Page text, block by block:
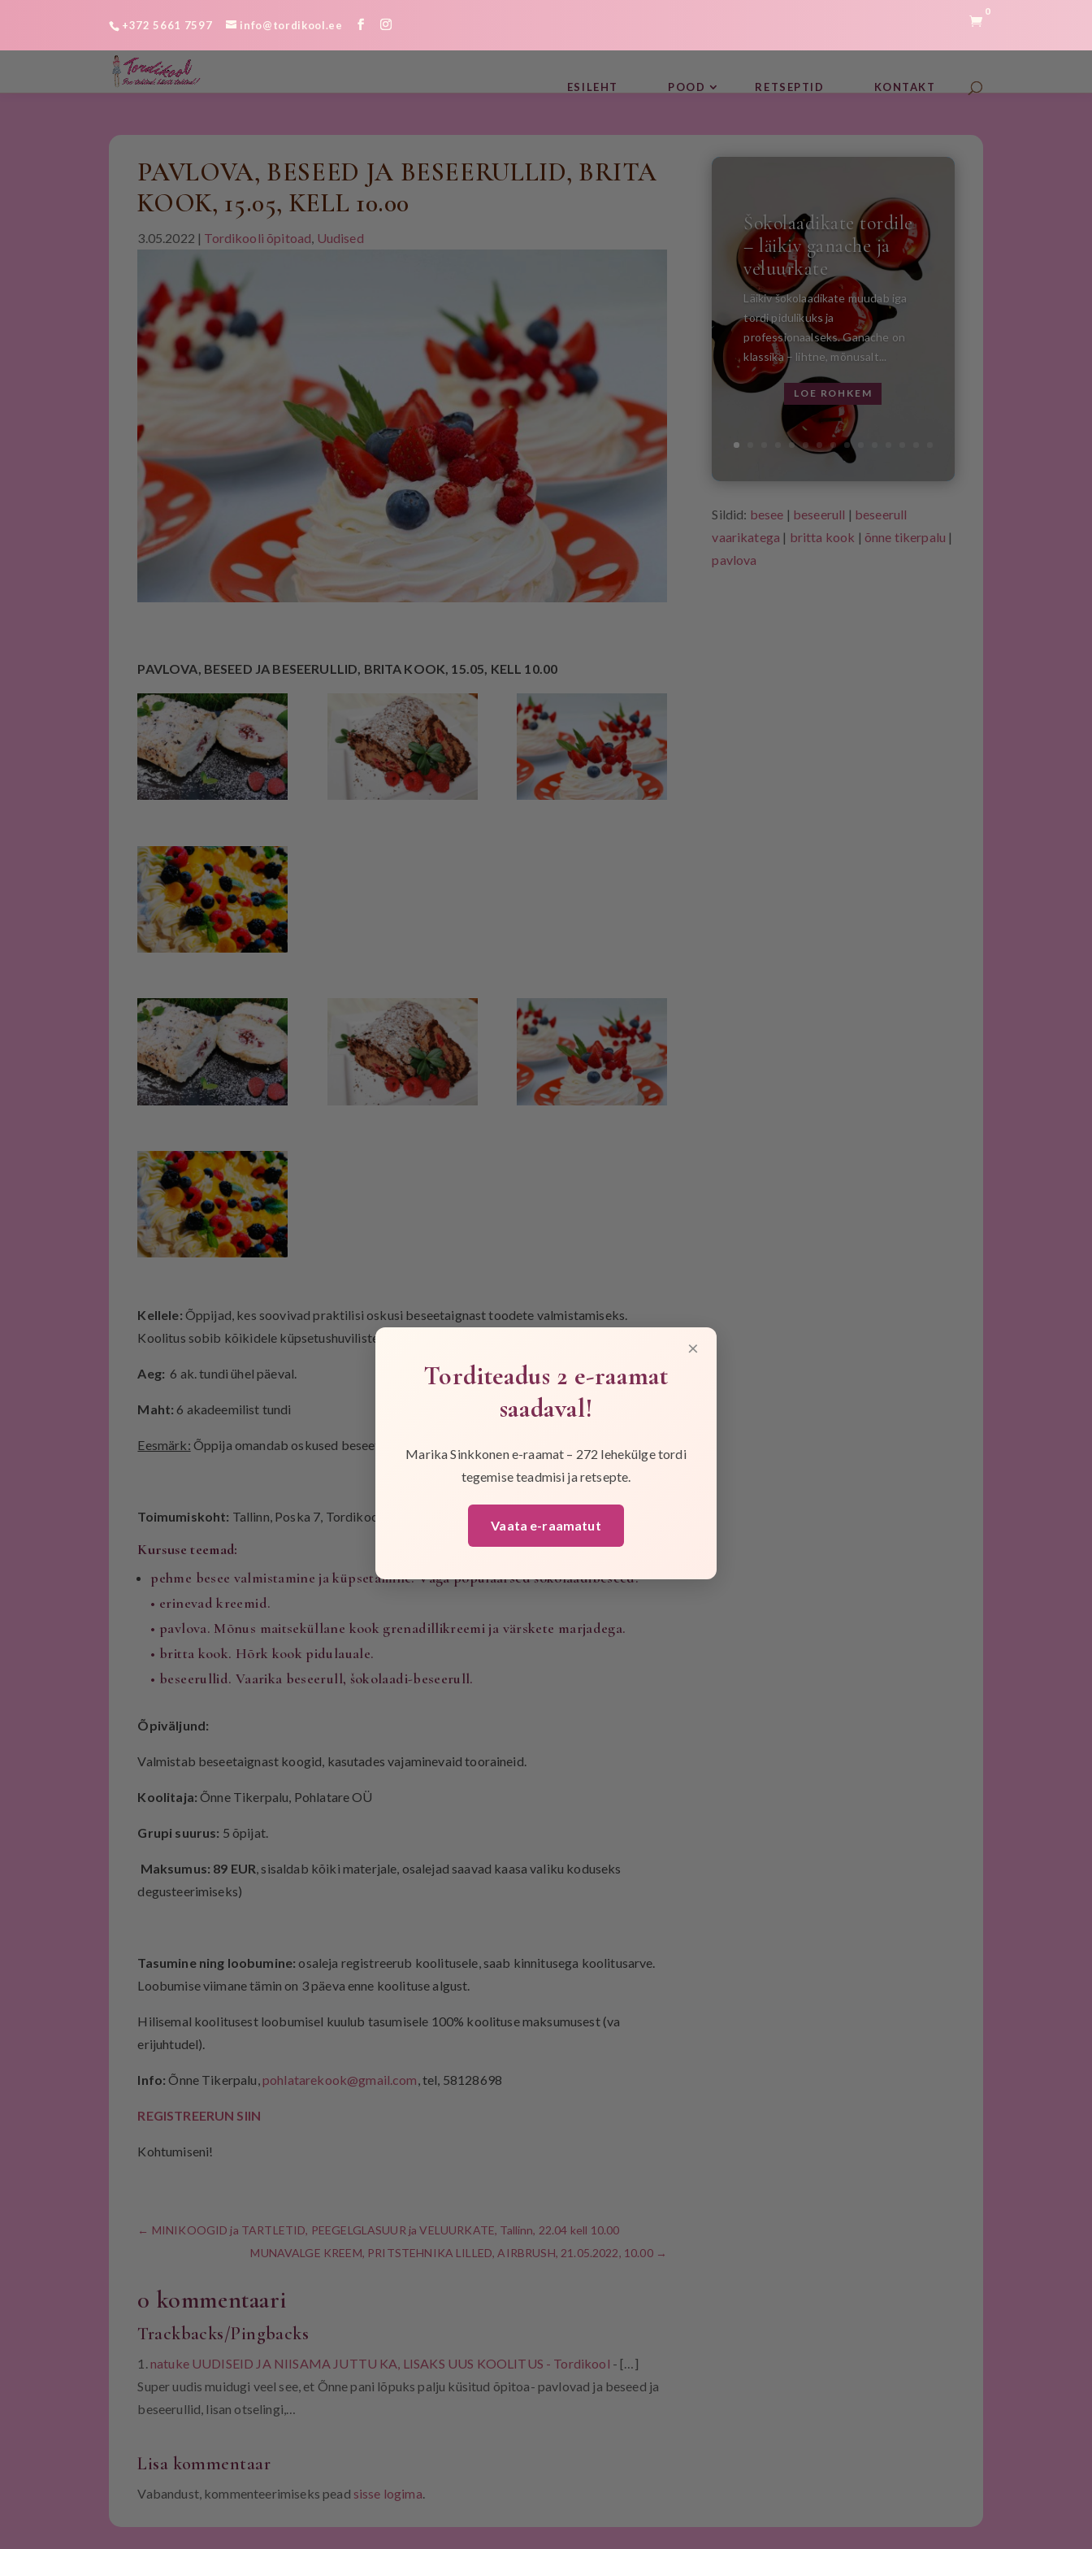
+372 5661 7597 info@tordikool.ee 
0
ESILEHT POOD RETSEPTID KONTAKT
PAVLOVA, BESEED JA BESEERULLID, BRITA
KOOK, 15.05, KELL 10.00
3.05.2022 | Tordikooli õpitoad Uudised
PAVLOVA, BESEED JA BESEERULLID, BRITA KOOK, 15.05, KELL 10.00
Kellele: Õppijad, kes soovivad praktilisi oskusi beseetaignast toodete valmistamiseks.
Koolitus sobib kõikidele küpsetushuvilistele.
Aeg: 6 ak. tundi ühel päeval.
Maht: 6 akadeemilist tundi
Eesmärk: Õppija omandab oskused beseetaignast kookide valmistamiseks.
Toimumiskoht: Tallinn, Poska 7, Tordikool.ee
Kursuse teemad:
pehme besee valmistamine ja küpsetamine. Väga populaarsed šokolaadibeseed.
• erinevad kreemid.
• pavlova. Mõnus maitseküllane kook grenadillikreemi ja värskete marjadega.
• britta kook. Hõrk kook pidulauale.
• beseerullid. Vaarika beseerull, šokolaadi-beseerull.
Õpiväljund:
Valmistab beseetaignast koogid, kasutades vajaminevaid tooraineid.
Koolitaja: Õnne Tikerpalu, Pohlatare OÜ
Grupi suurus: 5 õpijat.
Maksumus: 89 EUR, sisaldab kõiki materjale, osalejad saavad kaasa valiku koduseks
degusteerimiseks)
Tasumine ning loobumine: osaleja registreerub koolitusele, saab kinnitusega koolitusarve.
Loobumise viimane tämin on 3 päeva enne koolituse algust.
Hilisemal koolitusest loobumisel kuulub tasumisele 100% koolituse maksumusest (va
erijuhtudel).
Info: Õnne Tikerpalu,pohlatarekook@gmail.com, tel, 58128698
REGISTREERUN SIIN
Kohtumiseni!
← MINIKOOGID ja TARTLETID, PEEGELGLASUUR ja VELUURKATE, Tallinn, 22.04 kell 10.00
MUNAVALGE KREEM, PRITSTEHNIKA LILLED, AIRBRUSH, 21.05.2022, 10.00→
0 kommentaari
Trackbacks/Pingbacks
natuke UUDISEID JA NIISAMA JUTTU KA, LISAKS UUS KOOLITUS - Tordikool - […]
Super uudis muidugi veel see, et Õnne pani lõpuks palju küsitud õpitoa- pavlovad ja beseed ja
beseerullid, lisan otselingi,…
Lisa kommentaar
Vabandust, kommenteerimiseks pead sisse logima.
Šokolaadikate tordile
– läikiv ganache ja
veluurkate
Läikiv šokolaadikate muudab iga
tordi pidulikuks ja
professionaalseks. Ganache on
klassika – lihtne, mõnusalt...
LOE ROHKEM
Sildid: besee | beseerull | beseerull
vaarikatega | britta kook | õnne tikerpalu |
pavlova
×
Torditeadus 2 e-raamat
saadaval!
Marika Sinkkonen e-raamat – 272 lehekülge tordi
tegemise teadmisi ja retsepte.
Vaata e-raamatut